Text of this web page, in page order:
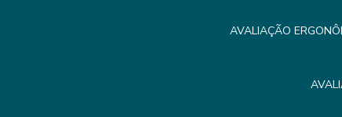
AVALIAÇÃO